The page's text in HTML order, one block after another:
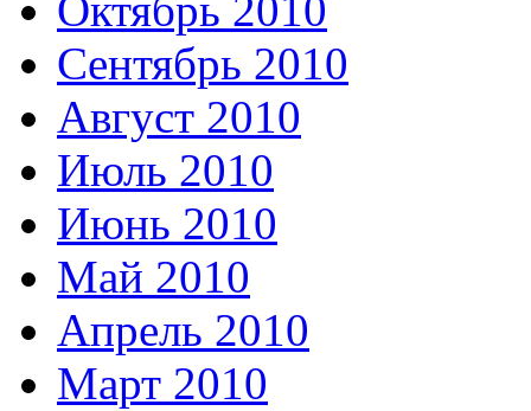
Октябрь 2010
Сентябрь 2010
Август 2010
Июль 2010
Июнь 2010
Май 2010
Апрель 2010
Март 2010